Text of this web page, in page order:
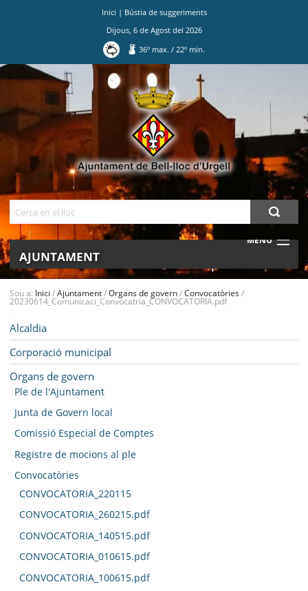
Inici | Bústia de suggeriments
Dijous, 6de Agostdel 2026
36º max./ 22º min.
MENU
AJUNTAMENT
BELL-LLOC SOLUCIONA
Sou a: Inici /Ajuntament/Organs de govern/Convocatòries/
20230614_Comunicaci_Convocatria_CONVOCATORIA.pdf
Alcaldia
Corporació municipal
Organs de govern
Ple de l'Ajuntament
Junta de Govern local
Comissió Especial de Comptes
Registre de mocions al ple
Convocatòries
CONVOCATORIA_220115
CONVOCATORIA_260215.pdf
CONVOCATORIA_140515.pdf
CONVOCATORIA_010615.pdf
CONVOCATORIA_100615.pdf